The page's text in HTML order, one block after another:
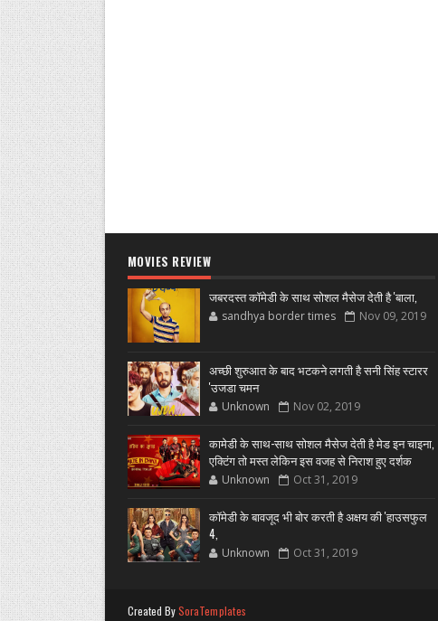
MOVIES REVIEW
जबरदस्त कॉमेडी के साथ सोशल मैसेज देती है 'बाला,
sandhya border times Nov 09, 2019
अच्छी शुरुआत के बाद भटकने लगती है सनी सिंह स्टारर
'उजडा चमन
Unknown Nov 02, 2019
कामेडी के साथ-साथ सोशल मैसेज देती है मेड इन चाइना,
एक्टिंग तो मस्त लेकिन इस वजह से निराश हुए दर्शक
Unknown Oct 31, 2019
कॉमेडी के बावजूद भी बोर करती है अक्षय की 'हाउसफुल
4,
Unknown Oct 31, 2019
Created BySoraTemplates